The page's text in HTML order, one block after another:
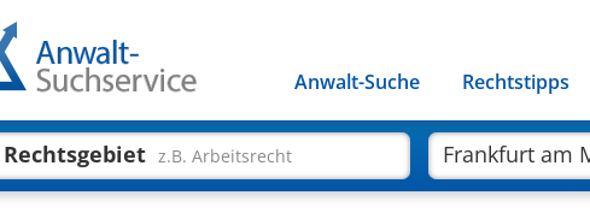
Anwalt-Suche Rechtstipps
Rechtsgebiet z.B. Arbeitsrecht